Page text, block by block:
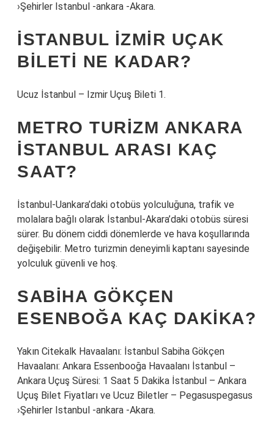
›Şehirler Istanbul -ankara -Akara.
İSTANBUL İZMIR UÇAK
BILETI NE KADAR?
Ucuz İstanbul – Izmir Uçuş Bileti 1.
METRO TURIZM ANKARA
İSTANBUL ARASI KAÇ
SAAT?
İstanbul-Uankara’daki otobüs yolculuğuna, trafik ve
molalara bağlı olarak İstanbul-Akara’daki otobüs süresi
sürer. Bu dönem ciddi dönemlerde ve hava koşullarında
değişebilir. Metro turizmin deneyimli kaptanı sayesinde
yolculuk güvenli ve hoş.
SABIHA GÖKÇEN
ESENBOĞA KAÇ DAKIKA?
Yakın Citekalk Havaalanı: İstanbul Sabiha Gökçen
Havaalanı: Ankara Essenbooğa Havaalanı İstanbul –
Ankara Uçuş Süresi: 1 Saat 5 Dakika İstanbul – Ankara
Uçuş Bilet Fiyatları ve Ucuz Biletler – Pegasuspegasus
›Şehirler Istanbul -ankara -Akara.